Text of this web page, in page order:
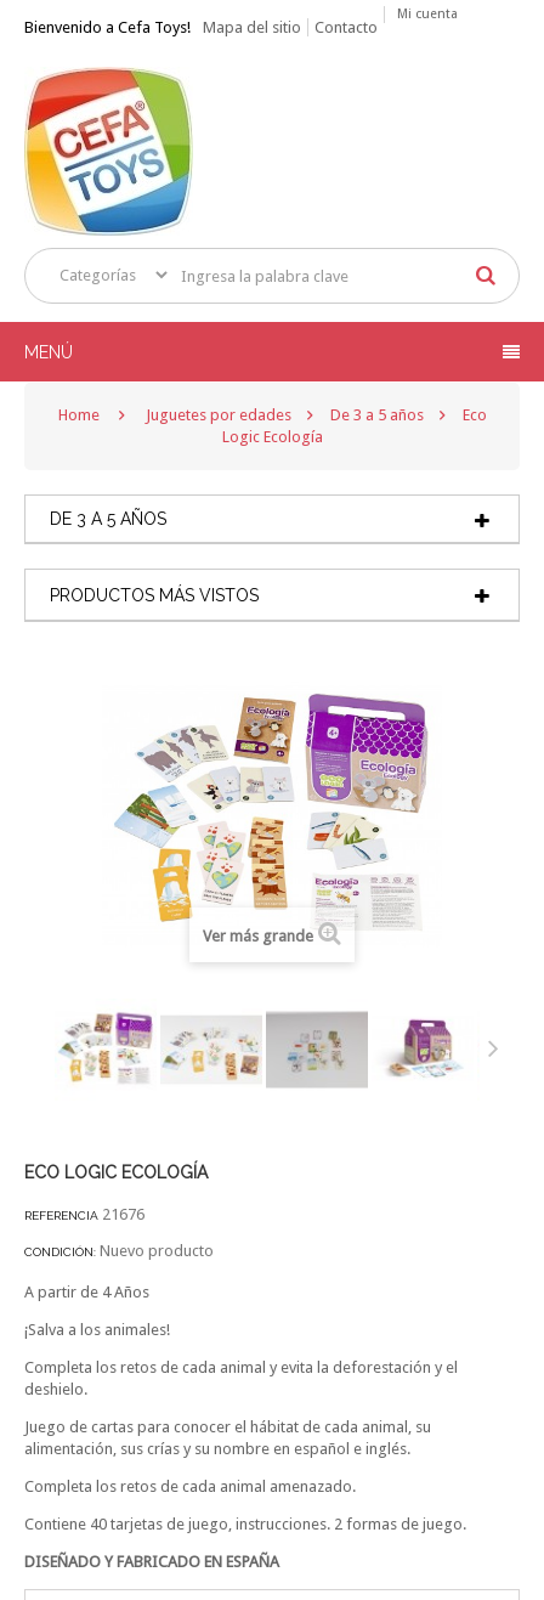
Bienvenido a Cefa Toys! Mapa del sitio Contacto
Mi cuenta
MENÚ
Home Juguetes por edades De 3 a 5 años
Eco
Logic Ecología
DE 3 A 5 AÑOS
PRODUCTOS MÁS VISTOS
Ver más grande
ECO LOGIC ECOLOGÍA
REFERENCIA 21676
CONDICIÓN: Nuevo producto
A partir de 4 Años
¡Salva a los animales!
Completa los retos de cada animal y evita la deforestación y el
deshielo.
Juego de cartas para conocer el hábitat de cada animal, su
alimentación, sus crías y su nombre en español e inglés.
Completa los retos de cada animal amenazado.
Contiene 40 tarjetas de juego, instrucciones. 2 formas de juego.
DISEÑADO Y FABRICADO EN ESPAÑA